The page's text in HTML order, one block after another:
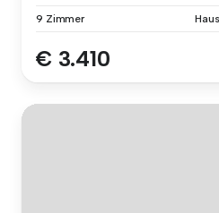
9 Zimmer Haus
€ 3.410